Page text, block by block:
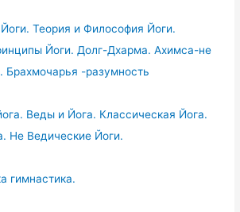
Теория и Философия Йоги.
Йоги. Долг-Дхарма. Ахимса-не
Брахмочарья -разумность
Веды и Йога. Классическая Йога.
Не Ведические Йоги.
гимнастика.